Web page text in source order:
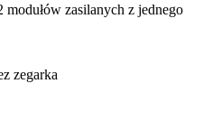
modułów zasilanych z jednego
zegarka